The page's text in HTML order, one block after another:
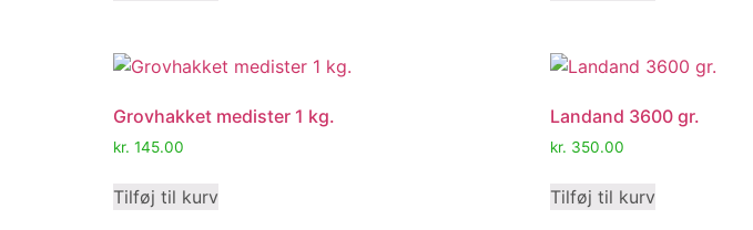
Grovhakket medister 1 kg.
kr. 145.00
Tilføj til kurv
Landand 3600 gr.
kr. 350.00
Tilføj til kurv